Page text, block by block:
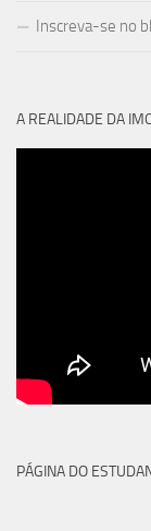
Inscreva-se no
A REALIDADE DA
PÁGINA DO